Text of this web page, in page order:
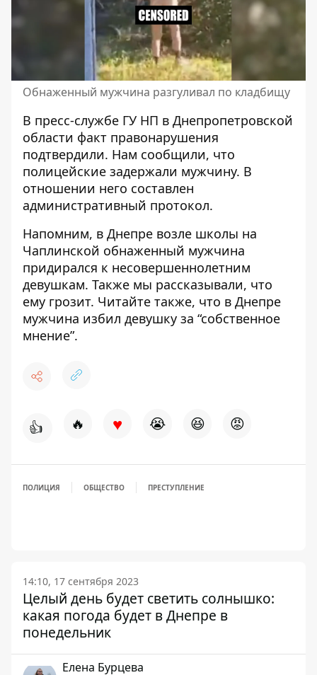
Обнаженный мужчина разгуливал по кладбищу
В пресс-службе ГУ НП в Днепропетровской
области факт правонарушения
подтвердили. Нам сообщили, что
полицейские задержали мужчину. В
отношении него составлен
административный протокол.
Напомним, в Днепре возле школы на
Чаплинской обнаженный мужчина
придирался к несовершеннолетним
девушкам. Также мы рассказывали, что
ему грозит. Читайте также, что в Днепре
мужчина избил девушку за “собственное
мнение”.
👍 🔥 ♥ 😭 😆 😡
ПОЛИЦИЯ ОБЩЕСТВО ПРЕСТУПЛЕНИЕ
14:10, 17 сентября 2023
Целый день будет светить солнышко:
какая погода будет в Днепре в
понедельник
Елена Бурцева